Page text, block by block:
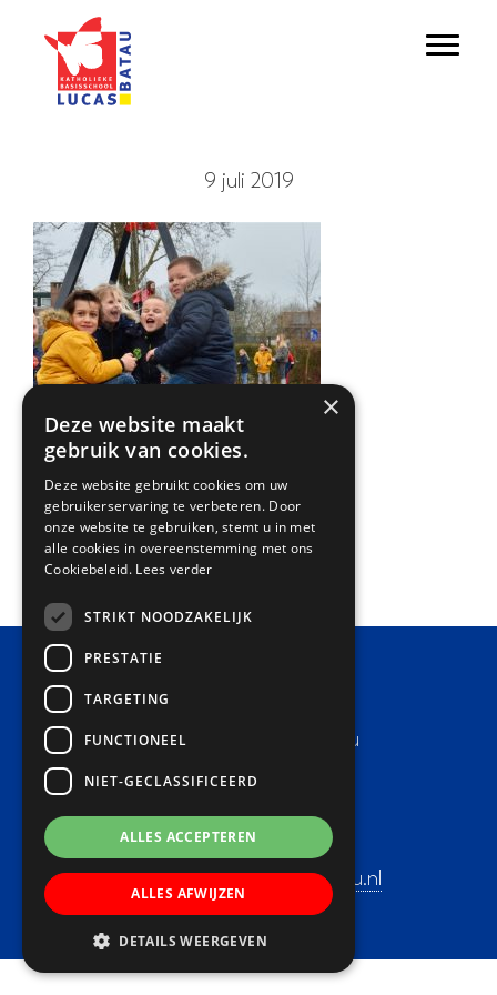
Door
naar
de
hoofd
9 juli 2019
Basisschool Lucas Batau
3437 CA Nieuwegein
Telefoon: 030-6032228
E-mail:directie@lucasbatau.nl
×
Deze website maakt
gebruik van cookies.
Deze website gebruikt cookies om uw
gebruikerservaring te verbeteren. Door
onze website te gebruiken, stemt u in met
alle cookies in overeenstemming met ons
Cookiebeleid. Lees verder
STRIKT NOODZAKELIJK
PRESTATIE
TARGETING
FUNCTIONEEL
NIET-GECLASSIFICEERD
ALLES ACCEPTEREN
ALLES AFWIJZEN
DETAILS WEERGEVEN